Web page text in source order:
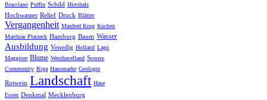
Bracciano Puffin Schild Hirtshals
Hochwasser Relief Druck Blätter
Vergangenheit Manfred Krug Kuchen
Matthias Platzeck Hamburg Baum Wasser
Ausbildung Venedig Holland Lago
Maggiore Blume Westhavelland Sonne
Community Riga Hausmarke Geologie
Rotwein Landschaft Hase
Essen Denkmal Mecklenburg